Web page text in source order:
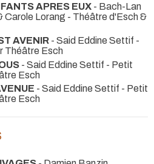
APRES EUX - Bach-Lan
Carole Lorang - Théâtre d'Esch &
AVENIR - Said Eddine Settif -
Théâtre Esch
- Said Eddine Settif - Petit
Esch
- Said Eddine Settif - Petit
Esch